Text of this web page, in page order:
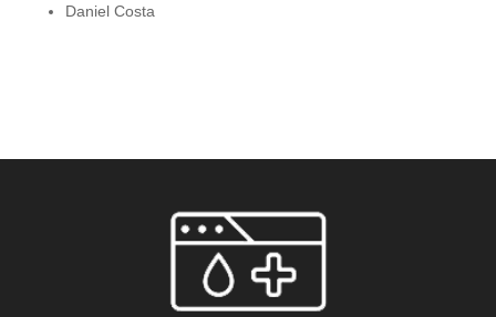
Daniel Costa